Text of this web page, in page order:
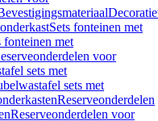
Sets fonteinen met
fonteinen met
voor
sets met
sets met
Reserveonderdelen
Reserveonderdelen voor